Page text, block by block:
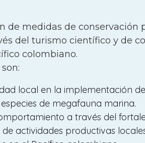
sostenible con la
sostenibles con
orientar las decisiones de
DRMI Golfo de
las actividades
marina y fomentando
de medidas de
del turismo científico y de
colombiano.
local en la implementación
de megafauna marina.
a través del
actividades productivas